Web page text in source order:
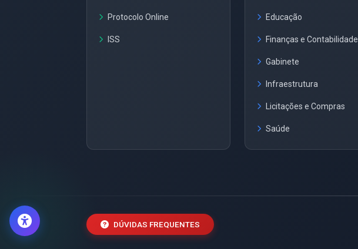
Protocolo Online
ISS
Educação
Finanças e Contabilidade
Gabinete
Infraestrutura
Licitações e Compras
Saúde
DÚVIDAS FREQUENTES